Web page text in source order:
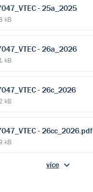
- 25a_2025
kB
- 26a_2026
kB
- 26c_2026
kB
- 26cc_2026.pdf
kB
více